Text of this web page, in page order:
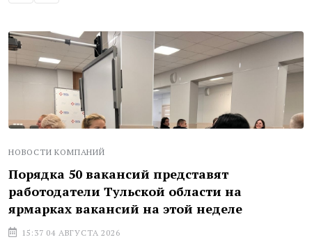
НОВОСТИ КОМПАНИЙ
Порядка 50 вакансий представят
работодатели Тульской области на
ярмарках вакансий на этой неделе
15:37 04 АВГУСТА 2026